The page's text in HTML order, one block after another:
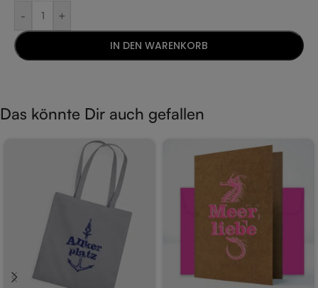
- +
IN DEN WARENKORB
Das könnte Dir auch gefallen